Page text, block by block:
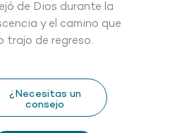
de Dios durante la
y el camino que
trajo de regreso.
¿Necesitas un
consejo